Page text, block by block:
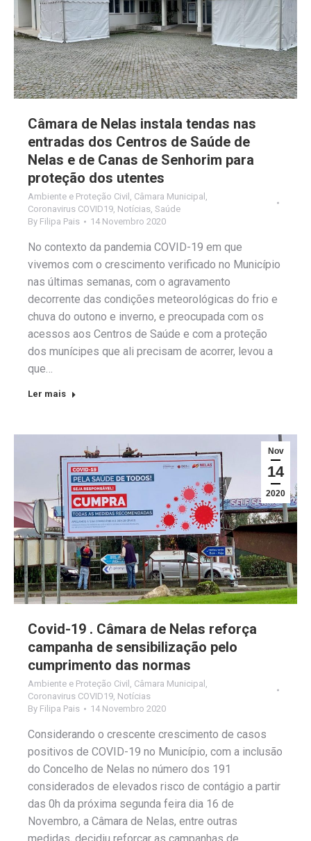
Câmara de Nelas instala tendas nas
entradas dos Centros de Saúde de
Nelas e de Canas de Senhorim para
proteção dos utentes
Ambiente e Proteção Civil Câmara Municipal
Coronavirus COVID19 Notícias Saúde
By Filipa Pais 14 Novembro 2020
No contexto da pandemia COVID-19 em que
vivemos com o crescimento verificado no Município
nas últimas semanas, com o agravamento
decorrente das condições meteorológicas do frio e
chuva do outono e inverno, e preocupada com os
acessos aos Centros de Saúde e com a proteção
dos munícipes que ali precisam de acorrer, levou a
que…
Ler mais
Nov
14
2020
Covid-19 . Câmara de Nelas reforça
campanha de sensibilização pelo
cumprimento das normas
Ambiente e Proteção Civil , Câmara Municipal ,
Coronavirus COVID19, Notícias
By Filipa Pais 14 Novembro 2020
Considerando o crescente crescimento de casos
positivos de COVID-19 no Município, com a inclusão
do Concelho de Nelas no número dos 191
considerados de elevados risco de contágio a partir
das 0h da próxima segunda feira dia 16 de
Novembro, a Câmara de Nelas, entre outras